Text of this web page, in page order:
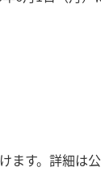
す。詳細は